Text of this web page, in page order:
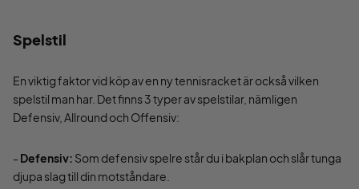
Spelstil
En viktig faktor vid köp av en ny tennisracket är också vilken
spelstil man har. Det finns 3 typer av spelstilar, nämligen
Defensiv, Allround och Offensiv:
- Defensiv: Som defensiv spelre står du i bakplan och slår tunga
djupa slag till din motståndare.